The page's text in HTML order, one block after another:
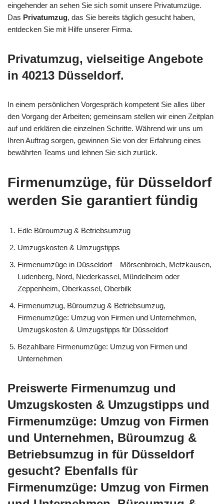
eingehender an sehen Sie sich somit unsere Privatumzüge.
Das Privatumzug, das Sie bereits täglich gesucht haben,
entdecken Sie mit Hilfe unserer Firma.
Privatumzug, vielseitige Angebote
in 40213 Düsseldorf.
In einem persönlichen Vorgespräch kompetent Sie alles über
den Vorgang der Arbeiten; gemeinsam stellen wir einen Zeitplan
auf und erklären die einzelnen Schritte. Während wir uns um
Ihren Auftrag sorgen, gewinnen Sie von der Erfahrung eines
bewährten Teams und lehnen Sie sich zurück.
Firmenumzüge, für Düsseldorf
werden Sie garantiert fündig
Edle Büroumzug & Betriebsumzug
Umzugskosten & Umzugstipps
Firmenumzüge in Düsseldorf – Mörsenbroich, Metzkausen,
Ludenberg, Nord, Niederkassel, Mündelheim oder
Zeppenheim, Oberkassel, Oberbilk
Firmenumzug, Büroumzug & Betriebsumzug,
Firmenumzüge: Umzug von Firmen und Unternehmen,
Umzugskosten & Umzugstipps für Düsseldorf
Bezahlbare Firmenumzüge: Umzug von Firmen und
Unternehmen
Preiswerte Firmenumzug und
Umzugskosten & Umzugstipps und
Firmenumzüge: Umzug von Firmen
und Unternehmen, Büroumzug &
Betriebsumzug in für Düsseldorf
gesucht? Ebenfalls für
Firmenumzüge: Umzug von Firmen